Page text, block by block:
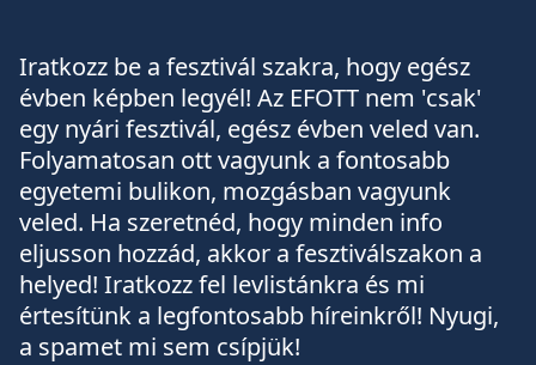
Iratkozz be a fesztivál szakra, hogy egész
évben képben legyél! Az EFOTT nem 'csak'
egy nyári fesztivál, egész évben veled van.
Folyamatosan ott vagyunk a fontosabb
egyetemi bulikon, mozgásban vagyunk
veled. Ha szeretnéd, hogy minden info
eljusson hozzád, akkor a fesztiválszakon a
helyed! Iratkozz fel levlistánkra és mi
értesítünk a legfontosabb híreinkről! Nyugi,
a spamet mi sem csípjük!